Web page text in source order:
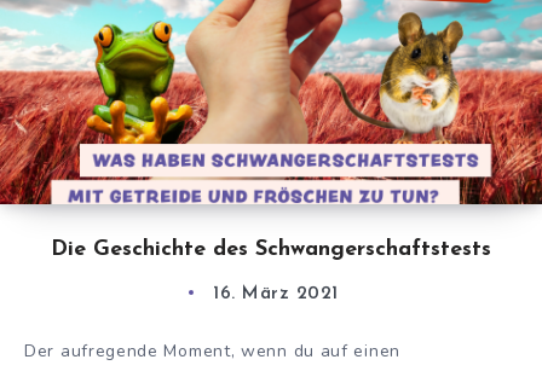
Die Geschichte des Schwangerschaftstests
16. März 2021
Der aufregende Moment, wenn du auf einen